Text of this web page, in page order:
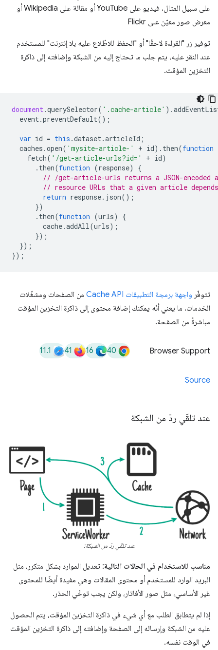
على سبيل المثال، فيديو على YouTube أو مقالة على Wikipedia أو
معرض صور معيّن على Flickr
توفير زر "القراءة لاحقًا" أو "الحفظ للاطّلاع عليه بلا إنترنت" للمستخدم
عند النقر عليه، يتم جلب ما تحتاج إليه من الشبكة وإضافته إلى ذاكرة
التخزين المؤقت.
document .querySelector( '.cache-article' ).
event .preventDefault();
var id = this .dataset .articleId ;
caches .open( 'mysite-article-' + id). then(function
fetch( '/get-article-urls?id=' + id)
. then(function (response)
{
// /get-article-urls returns a JSON-encoded
// resource URLs that a given article
return response. json();
})
. then(function (urls)
{
cache.addAll (urls);
});
});
});
تتوفّر واجهة برمجة التطبيقات Cache API
من الصفحات ومشغّلات
الخدمات، ما يعني أنّه يمكنك إضافة محتوى إلى ذاكرة التخزين المؤقت
مباشرةً من الصفحة.
Browser Support
40
16
41
11.1
Source
عند تلقّي ردّ من الشبكة
عند تلقّي ردّ من الشبكة:
مناسب للاستخدام في الحالات التالية: تعديل الموارد بشكل متكرر، مثل
البريد الوارد للمستخدم أو محتوى المقالات وهي مفيدة أيضًا للمحتوى
غير الأساسي، مثل صور الأفاتار، ولكن يجب توخّي الحذر.
إذا لم يتطابق الطلب مع أي شيء في ذاكرة التخزين المؤقت، يتم الحصول
عليه من الشبكة وإرساله إلى الصفحة وإضافته إلى ذاكرة التخزين المؤقت
في الوقت نفسه.